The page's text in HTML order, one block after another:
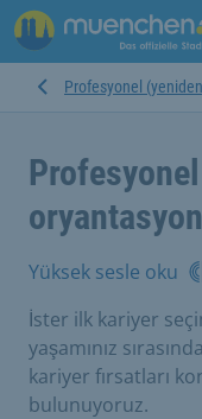
Profesyonel
oryantasyon
Yüksek sesle oku
İster ilk kariyer
yaşamınız
kariyer fırsatları
bulunuyoruz.